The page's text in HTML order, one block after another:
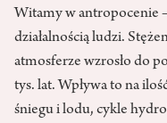
Witamy w antropocenie
działalnością ludzi.
atmosferze wzrosło do
tys. lat. Wpływa to na
śniegu i lodu, cykle